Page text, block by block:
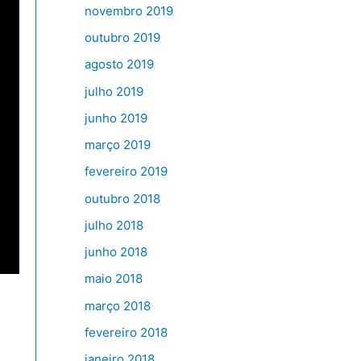
novembro 2019
outubro 2019
agosto 2019
julho 2019
junho 2019
março 2019
fevereiro 2019
outubro 2018
julho 2018
junho 2018
maio 2018
março 2018
fevereiro 2018